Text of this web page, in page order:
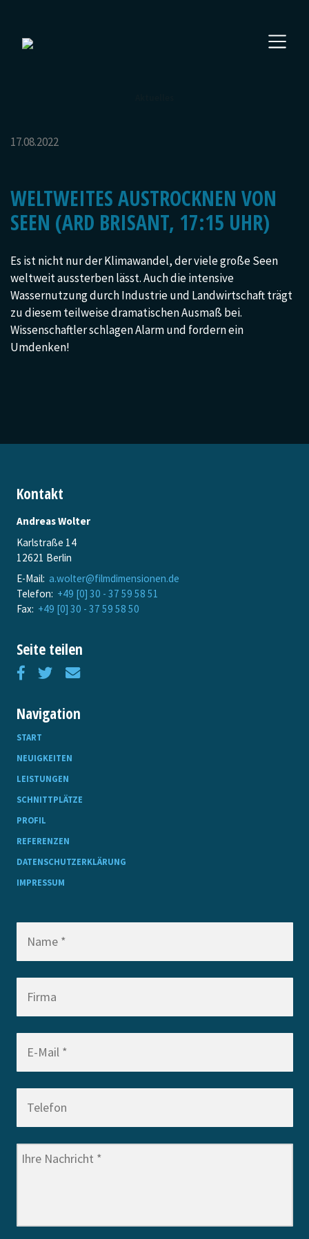
17.08.2022
WELTWEITES AUSTROCKNEN VON
SEEN (ARD BRISANT, 17:15 UHR)
Es ist nicht nur der Klimawandel, der viele große Seen
weltweit aussterben lässt. Auch die intensive
Wassernutzung durch Industrie und Landwirtschaft trägt
zu diesem teilweise dramatischen Ausmaß bei.
Wissenschaftler schlagen Alarm und fordern ein
Umdenken!
Kontakt
Andreas Wolter
Karlstraße 14
12621 Berlin
E-Mail: a.wolter@filmdimensionen.de
Telefon: +49 [0] 30 - 37 59 58 51
Fax: +49 [0] 30 - 37 59 58 50
Seite teilen
Navigation
START
NEUIGKEITEN
LEISTUNGEN
SCHNITTPLÄTZE
PROFIL
REFERENZEN
DATENSCHUTZERKLÄRUNG
IMPRESSUM